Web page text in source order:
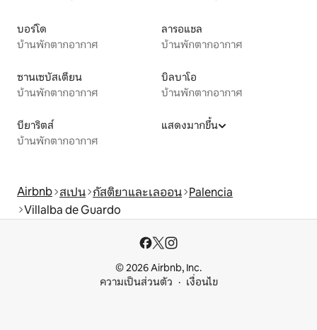
บอร์โด
บ้านพักตากอากาศ
ลารอแชล
บ้านพักตากอากาศ
ซานเซบัสเตียน
บ้านพักตากอากาศ
บิลบาโอ
บ้านพักตากอากาศ
บียาริตส์
บ้านพักตากอากาศ
แสดงมากขึ้น
Airbnb สเปน กัสติยาและเลออน Palencia
Villalba de Guardo
© 2026 Airbnb, Inc.
ความเป็นส่วนตัว
เงื่อนไข